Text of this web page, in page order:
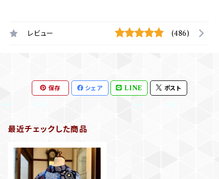
レビュー (486)
保存 シェア LINE ポスト
最近チェックした商品